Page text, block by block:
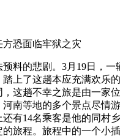
恐面临牢狱之灾
料的悲剧。3月19日，
上了这趟本应充满欢
这趟不幸之旅是由一
南等地的多个景点尽情
有14名乘客是他的同村
旅程。旅程中的一个